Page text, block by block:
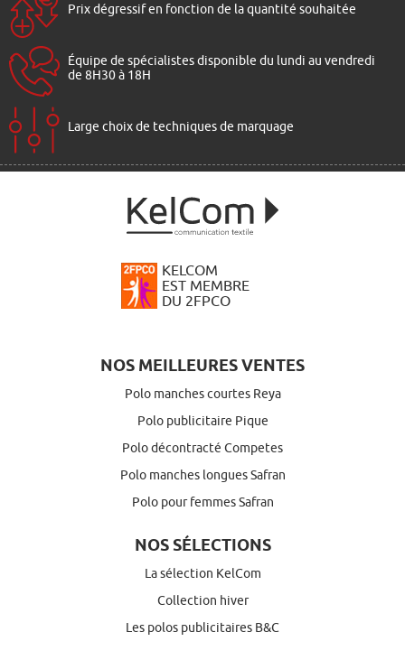
Prix dégressif en fonction de la quantité souhaitée
Équipe de spécialistes disponible du lundi au vendredi
de 8H30 à 18H
Large choix de techniques de marquage
KELCOM
EST MEMBRE
DU 2FPCO
NOS MEILLEURES VENTES
Polo manches courtes Reya
Polo publicitaire Pique
Polo décontracté Competes
Polo manches longues Safran
Polo pour femmes Safran
NOS SÉLECTIONS
La sélection KelCom
Collection hiver
Les polos publicitaires B&C